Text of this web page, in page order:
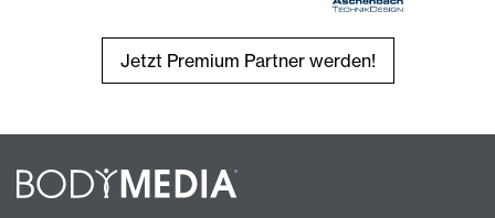
Jetzt Premium Partner werden!